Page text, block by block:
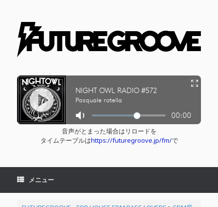
音声がとまった場合はリロードを
タイムテーブルはhttps://futuregroove.jp/fm/で
メニュー